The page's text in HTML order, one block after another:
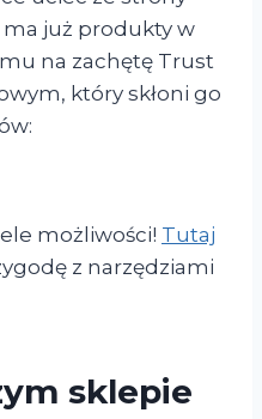
ma już produkty w
na zachętę Trust
który skłoni go
możliwości! Tutaj
z narzędziami
sklepie